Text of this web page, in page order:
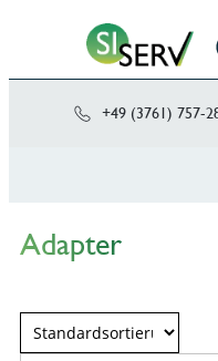
+49 (3761) 757-
Adapter